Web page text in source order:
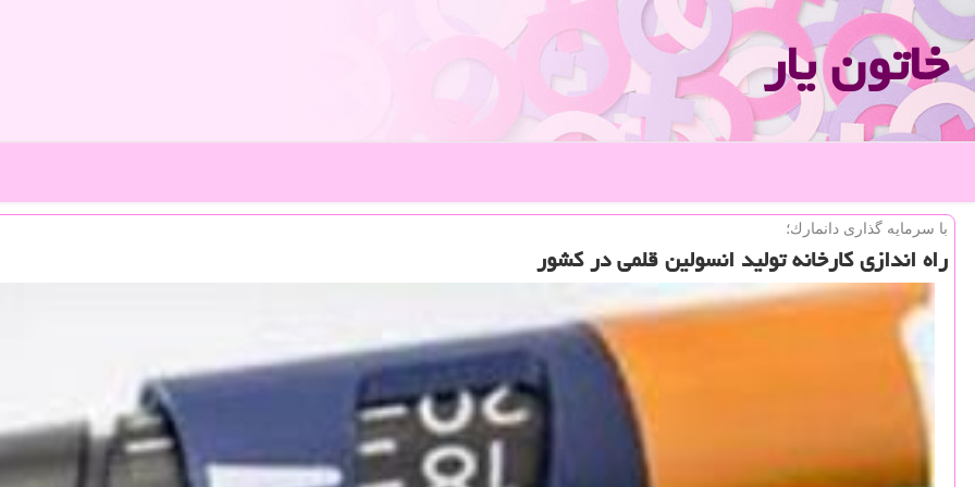
خاتون یار
با سرمایه گذاری دانمارك؛
راه اندازی كارخانه تولید انسولین قلمی در كشور